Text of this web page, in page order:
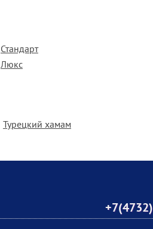
Стандарт
Люкс
Турецкий хамам